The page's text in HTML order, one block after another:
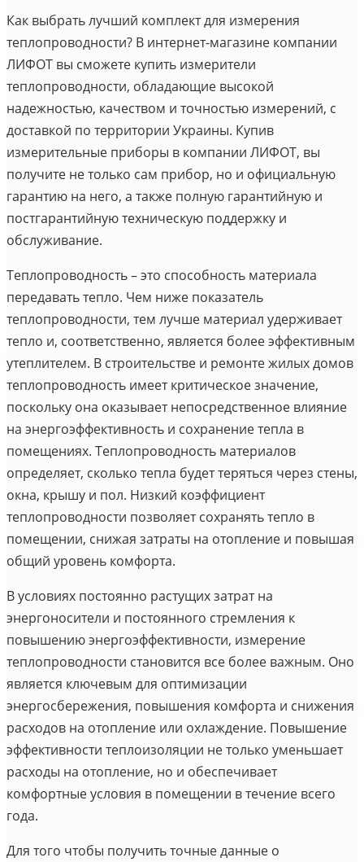
Как выбрать лучший комплект для измерения
теплопроводности? В интернет-магазине компании
ЛИФОТ вы сможете купить измерители
теплопроводности, обладающие высокой
надежностью, качеством и точностью измерений, с
доставкой по территории Украины. Купив
измерительные приборы в компании ЛИФОТ, вы
получите не только сам прибор, но и официальную
гарантию на него, а также полную гарантийную и
постгарантийную техническую поддержку и
обслуживание.
Теплопроводность – это способность материала
передавать тепло. Чем ниже показатель
теплопроводности, тем лучше материал удерживает
тепло и, соответственно, является более эффективным
утеплителем. В строительстве и ремонте жилых домов
теплопроводность имеет критическое значение,
поскольку она оказывает непосредственное влияние
на энергоэффективность и сохранение тепла в
помещениях. Теплопроводность материалов
определяет, сколько тепла будет теряться через стены,
окна, крышу и пол. Низкий коэффициент
теплопроводности позволяет сохранять тепло в
помещении, снижая затраты на отопление и повышая
общий уровень комфорта.
В условиях постоянно растущих затрат на
энергоносители и постоянного стремления к
повышению энергоэффективности, измерение
теплопроводности становится все более важным. Оно
является ключевым для оптимизации
энергосбережения, повышения комфорта и снижения
расходов на отопление или охлаждение. Повышение
эффективности теплоизоляции не только уменьшает
расходы на отопление, но и обеспечивает
комфортные условия в помещении в течение всего
года.
Для того чтобы получить точные данные о